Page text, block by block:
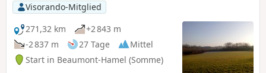
Visorando-Mitglied
271,32 km
+2 843 m
-2 837 m
27 Tage
Mittel
Start in Beaumont-Hamel (Somme)